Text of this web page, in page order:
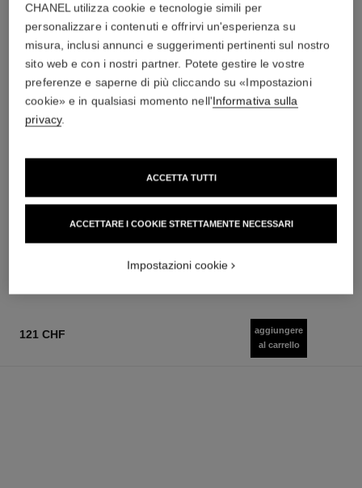
allure homme
Ref. 121270
allure homme
Ref. 121820
121 CHF
aggiungere
al carrello
CHANEL utilizza cookie e tecnologie simili per
personalizzare i contenuti e offrirvi un'esperienza su
misura, inclusi annunci e suggerimenti pertinenti sul nostro
sito web e con i nostri partner. Potete gestire le vostre
preferenze e saperne di più cliccando su «Impostazioni
cookie» e in qualsiasi momento nell'Informativa sulla
privacy.
ACCETTARE I COOKIE STRETTAMENTE NECESSARI
ACCETTA TUTTI
Impostazioni cookie